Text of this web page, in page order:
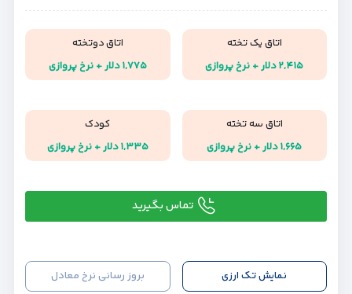
اتاق یک تخته
۲,۴۱۵ دلار + نرخ پروازی
اتاق دوتخته
۱,۷۷۵ دلار + نرخ پروازی
اتاق سه تخته
۱,۶۶۵ دلار + نرخ پروازی
کودک
۱,۳۳۵ دلار + نرخ پروازی
تماس بگیرید
نمایش تک ارزی بروز رسانی نرخ معادل